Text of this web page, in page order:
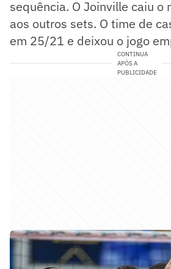
sequência. O Joinville caiu o
aos outros sets. O time de
em 25/21 e deixou o jogo
CONTINUA
APÓS A
PUBLICIDADE